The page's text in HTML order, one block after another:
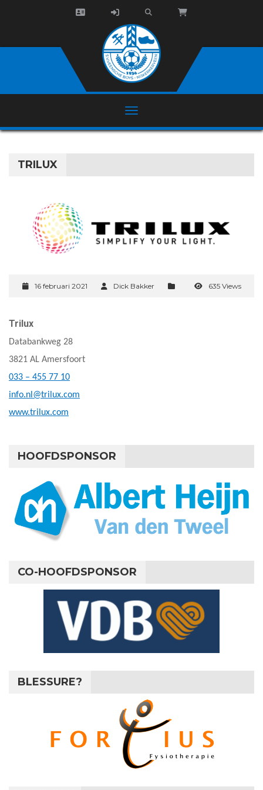
TRILUX
16 februari 2021 Dick Bakker 635 Views
Trilux
Databankweg 28
3821 AL Amersfoort
033 – 455 77 10
info.nl@trilux.com
www.trilux.com
HOOFDSPONSOR
CO-HOOFDSPONSOR
BLESSURE?